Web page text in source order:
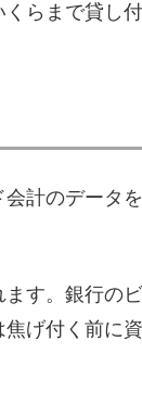
らまで貸し
計のデータ
す。銀行の
げ付く前に